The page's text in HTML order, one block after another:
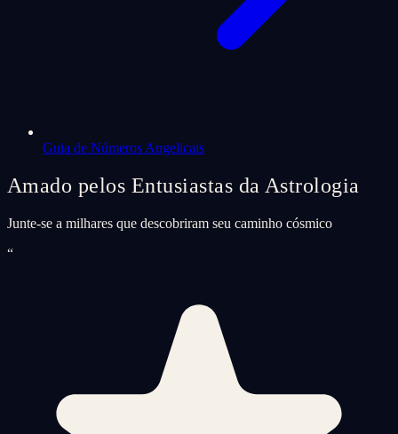
Guia de Números Angelicais
Amado pelos Entusiastas da Astrologia
Junte-se a milhares que descobriram seu caminho cósmico
“